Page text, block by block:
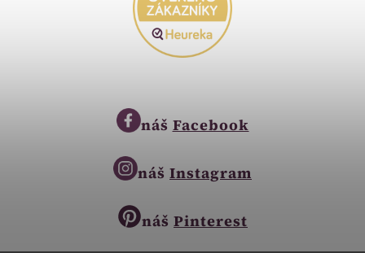
náš Facebook
náš Instagram
náš Pinterest